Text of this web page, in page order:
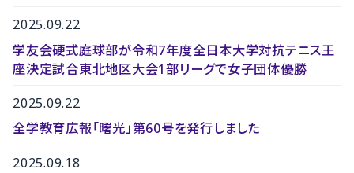
2025.09.22
学友会硬式庭球部が令和7年度全日本大学対抗テニス王
座決定試合東北地区大会1部リーグで女子団体優勝
2025.09.22
全学教育広報「曙光」第60号を発行しました
2025.09.18